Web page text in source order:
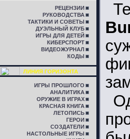
РЕЦЕНЗИИ
РУКОВОДСТВА
ТАКТИКИ И СОВЕТЫ
ДУЭЛЬНЫЙ КЛУБ
ИГРЫ ДЛЯ ДЕТЕЙ
КИБЕРСПОРТ
ВИДЕОЖУРНАЛ
КОДЫ
ЛИНИЯ ГОРИЗОНТА
ИГРЫ ПРОШЛОГО
АНАЛИТИКА
ОРУЖИЕ В ИГРАХ
КРАСНАЯ КНИГА
ЛЕТОПИСЬ
ГЕРОИ
СОЗДАТЕЛИ
НАСТОЛЬНЫЕ ИГРЫ